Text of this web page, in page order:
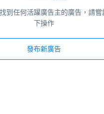
到任何活躍廣告主的廣告，請嘗
下操作
發布新廣告